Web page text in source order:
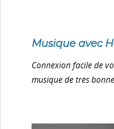
Musique avec
Connexion facile de
musique de très